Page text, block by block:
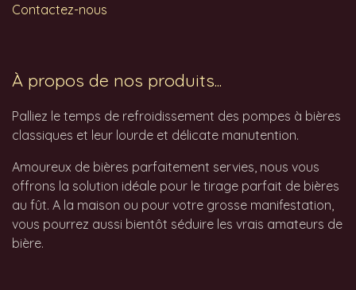
Contactez-nous
À propos de nos produits...
Palliez le temps de refroidissement des pompes à bières
classiques et leur lourde et délicate manutention.
Amoureux de bières parfaitement servies, nous vous
offrons la solution idéale pour le tirage parfait de bières
au fût. A la maison ou pour votre grosse manifestation,
vous pourrez aussi bientôt séduire les vrais amateurs de
bière.